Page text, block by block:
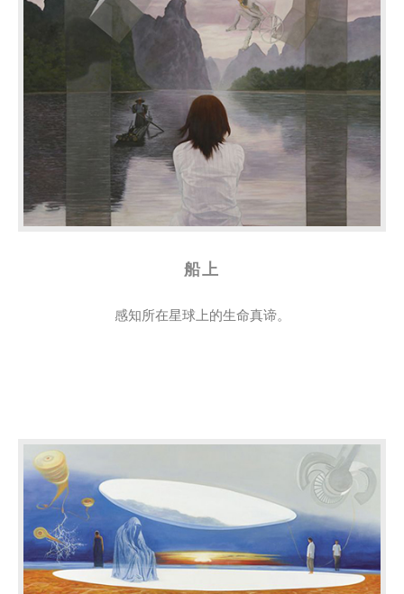
船上
感知所在星球上的生命真谛。